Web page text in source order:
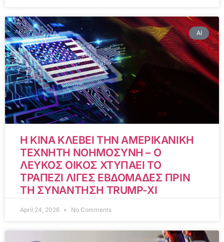
AI
Η ΚΙΝΑ ΚΛΕΒΕΙ ΤΗΝ ΑΜΕΡΙΚΑΝΙΚΗ
ΤΕΧΝΗΤΗ ΝΟΗΜΟΣΥΝΗ – Ο
ΛΕΥΚΟΣ ΟΙΚΟΣ ΧΤΥΠΑΕΙ ΤΟ
ΤΡΑΠΕΖΙ ΛΙΓΕΣ ΕΒΔΟΜΑΔΕΣ ΠΡΙΝ
ΤΗ ΣΥΝΑΝΤΗΣΗ TRUMP-XI
April 24, 2026 No Comments